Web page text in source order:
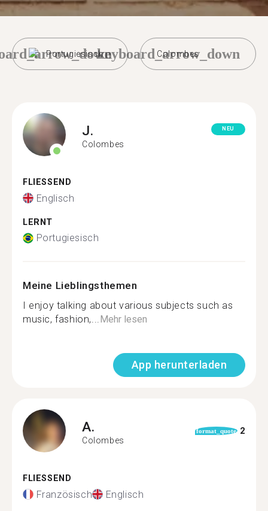
Portugiesisch Colombes
keyboard_arrow_down
J.
Colombes
NEU
FLIESSEND
Englisch
LERNT
Portugiesisch
Meine Lieblingsthemen
I enjoy talking about various subjects such as
music, fashion,...Mehr lesen
App herunterladen
A.
Colombes
format_quote 2
FLIESSEND
Französisch Englisch